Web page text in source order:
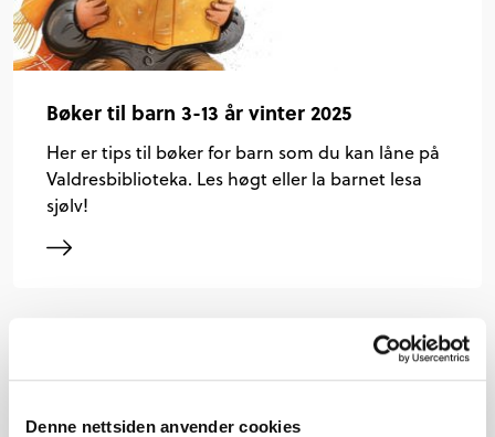
Denne nettsiden anvender cookies
Bøker til barn 3-13 år vinter 2025
Her er tips til bøker for barn som du kan låne på
Valdresbiblioteka. Les høgt eller la barnet lesa
sjølv!